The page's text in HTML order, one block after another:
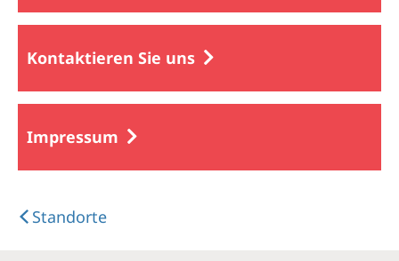
Kontaktieren Sie uns
Impressum
Standorte